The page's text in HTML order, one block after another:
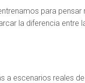
para pensar
la diferencia entre
a escenarios reales